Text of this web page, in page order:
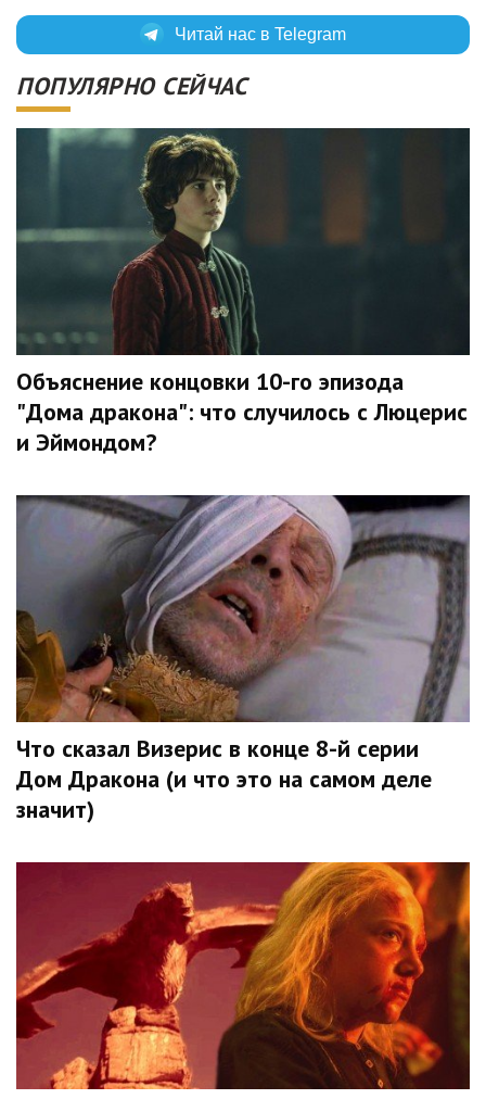
Читай нас в Telegram
ПОПУЛЯРНО СЕЙЧАС
Объяснение концовки 10-го эпизода
"Дома дракона": что случилось с Люцерис
и Эймондом?
Что сказал Визерис в конце 8-й серии
Дом Дракона (и что это на самом деле
значит)